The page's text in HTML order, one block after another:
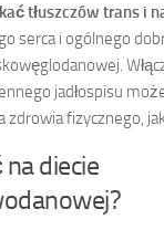
tłuszczów trans i
serca i ogólnego
jadłospisu
zdrowia fizycznego,
na diecie